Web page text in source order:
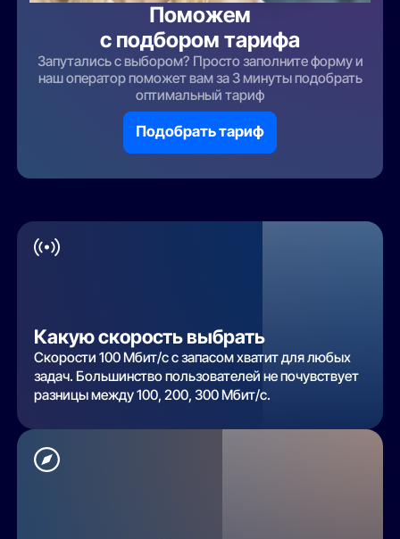
Поможем
с подбором тарифа
Запутались с выбором? Просто заполните форму и
наш оператор поможет вам за 3 минуты подобрать
оптимальный тариф
Подобрать тариф
Какую скорость выбрать
Скорости 100 Мбит/с с запасом хватит для любых
задач. Большинство пользователей не почувствует
разницы между 100, 200, 300 Мбит/с.